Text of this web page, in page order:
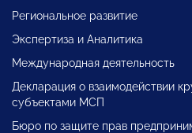
Региональное развитие
Экспертиза и Аналитика
Международная деятельность
Декларация о взаимодействии
субъектами МСП
Бюро по защите прав